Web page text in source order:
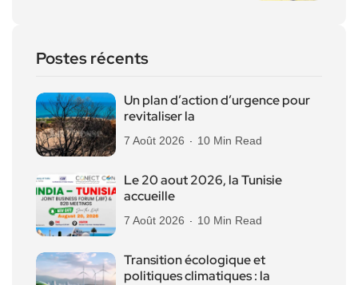
Postes récents
Un plan d’action d’urgence pour
revitaliser la
7 Août 2026 10 Min Read
Le 20 aout 2026, la Tunisie
accueille
7 Août 2026 10 Min Read
Transition écologique et
politiques climatiques : la